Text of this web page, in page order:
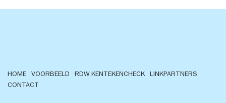
HOME VOORBEELD RDW KENTEKENCHECK
LINKPARTNERS
CONTACT